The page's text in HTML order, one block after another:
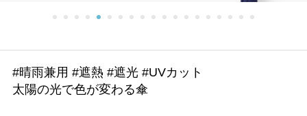
#晴雨兼用 #遮熱 #遮光 #UVカット
太陽の光で色が変わる傘